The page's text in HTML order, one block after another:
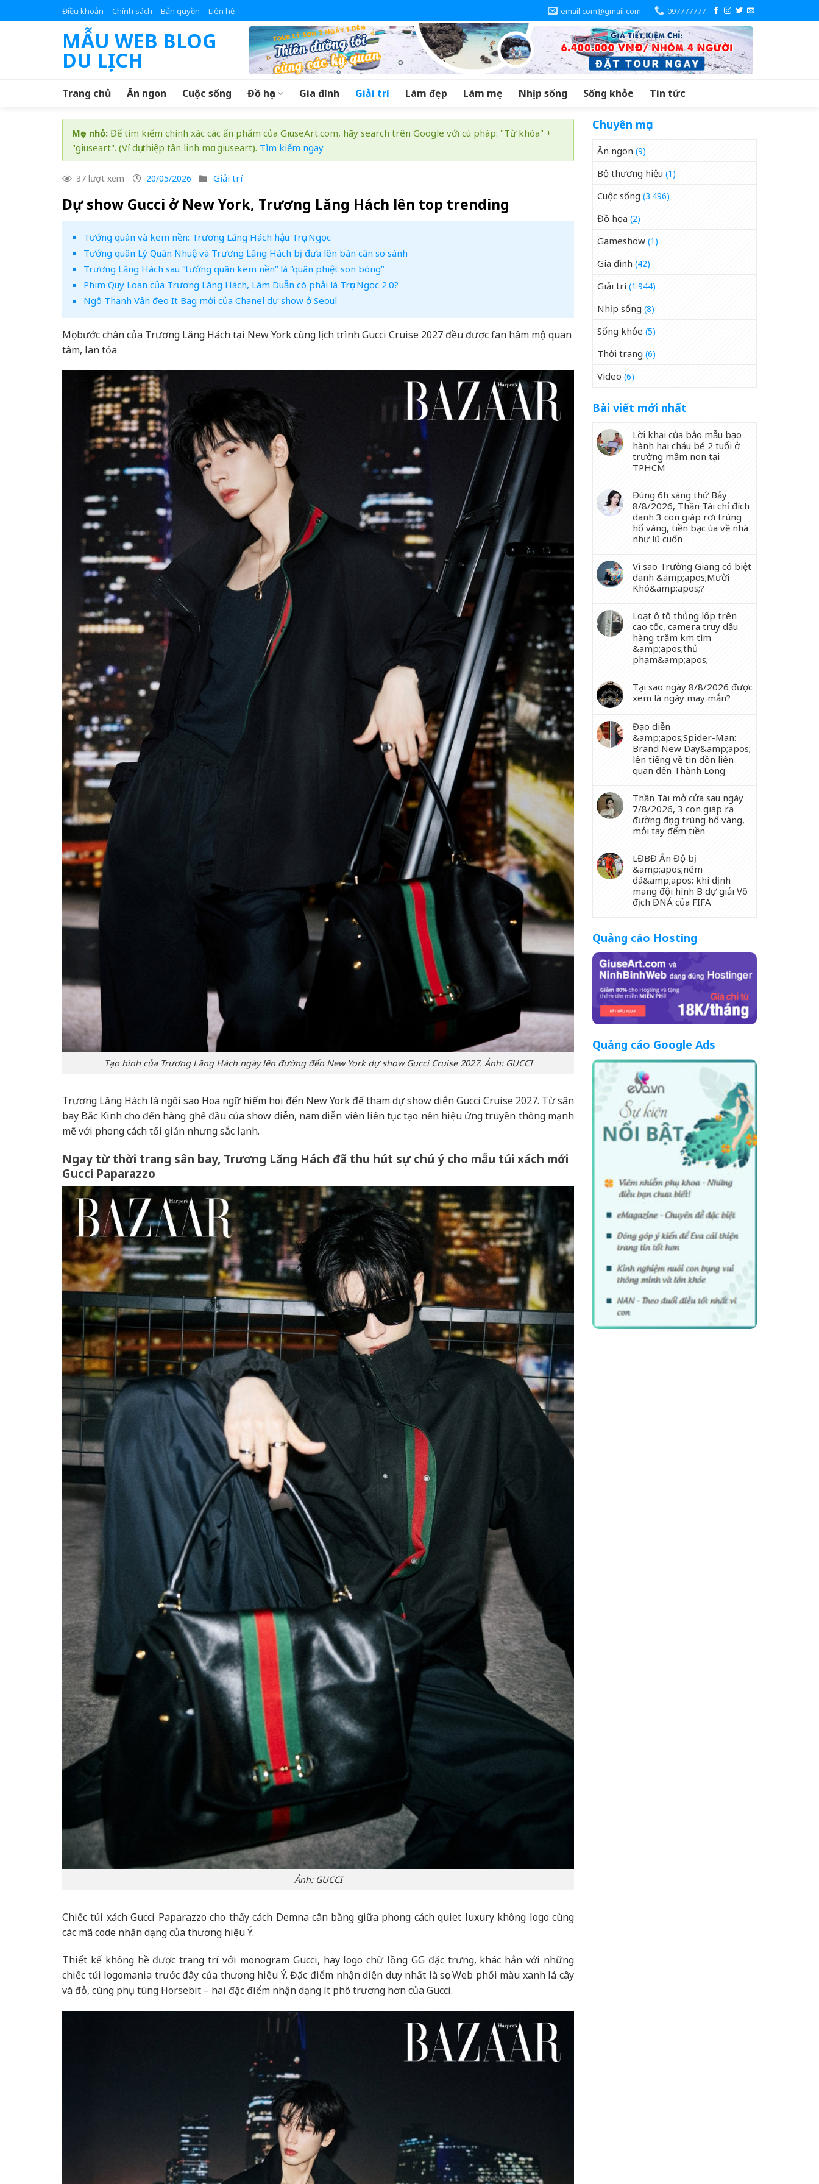
to
Điều khoản Chính sách Bản quyền Liên hệ email.com@gmail.com 097777777
MẪU WEB BLOG
DU LỊCH
Trang chủ Ăn ngon Cuộc sống Đồ họa Gia đình Giải trí Làm đẹp Làm mẹ Nhịp sống Sống khỏe Tin tức
Mẹo nhỏ: Để tìm kiếm chính xác các ấn phẩm của GiuseArt.com, hãy search trên Google với cú pháp: "Từ khóa" +
"giuseart". (Ví dụ: thiệp tân linh mục giuseart). Tìm kiếm ngay
37 lượt xem 20/05/2026 Giải trí
Dự show Gucci ở New York, Trương Lăng Hách lên top trending
Tướng quân và kem nền: Trương Lăng Hách hậu Trục Ngọc
Tướng quân Lý Quân Nhuệ và Trương Lăng Hách bị đưa lên bàn cân so sánh
Trương Lăng Hách sau “tướng quân kem nền” là “quân phiệt son bóng”
Phim Quy Loan của Trương Lăng Hách, Lâm Duẫn có phải là Trục Ngọc 2.0?
Ngô Thanh Vân đeo It Bag mới của Chanel dự show ở Seoul
Mọi bước chân của Trương Lăng Hách tại New York cùng lịch trình Gucci Cruise 2027 đều được fan hâm mộ quan
tâm, lan tỏa
Tạo hình của Trương Lăng Hách ngày lên đường đến New York dự show Gucci Cruise 2027. Ảnh: GUCCI
Trương Lăng Hách là ngôi sao Hoa ngữ hiếm hoi đến New York để tham dự show diễn Gucci Cruise 2027. Từ sân
bay Bắc Kinh cho đến hàng ghế đầu của show diễn, nam diễn viên liên tục tạo nên hiệu ứng truyền thông mạnh
mẽ với phong cách tối giản nhưng sắc lạnh.
Ngay từ thời trang sân bay, Trương Lăng Hách đã thu hút sự chú ý cho mẫu túi xách mới
Gucci Paparazzo
Ảnh: GUCCI
Chiếc túi xách Gucci Paparazzo cho thấy cách Demna cân bằng giữa phong cách quiet luxury không logo cùng
các mã code nhận dạng của thương hiệu Ý.
Thiết kế không hề được trang trí với monogram Gucci, hay logo chữ lồng GG đặc trưng, khác hẳn với những
chiếc túi logomania trước đây của thương hiệu Ý. Đặc điểm nhận diện duy nhất là sọc Web phối màu xanh lá cây
và đỏ, cùng phụ tùng Horsebit – hai đặc điểm nhận dạng ít phô trương hơn của Gucci.
Chuyên mục
Ăn ngon (9)
Bộ thương hiệu (1)
Cuộc sống (3.496)
Đồ họa (2)
Gameshow (1)
Gia đình (42)
Giải trí(1.944)
Nhịp sống (8)
Sống khỏe (5)
Thời trang (6)
Video (6)
Bài viết mới nhất
Lời khai của bảo mẫu bạo
hành hai cháu bé 2 tuổi ở
trường mầm non tại
TPHCM
Đúng 6h sáng thứ Bảy
8/8/2026, Thần Tài chỉ đích
danh 3 con giáp rơi trúng
hố vàng, tiền bạc ùa về nhà
như lũ cuốn
Vì sao Trường Giang có biệt
danh &amp;apos;Mười
Khó&amp;apos;?
Loạt ô tô thủng lốp trên
cao tốc, camera truy dấu
hàng trăm km tìm
&amp;apos;thủ
phạm&amp;apos;
Tại sao ngày 8/8/2026 được
xem là ngày may mắn?
Đạo diễn
&amp;apos;Spider-Man:
Brand New Day&amp;apos;
lên tiếng về tin đồn liên
quan đến Thành Long
Thần Tài mở cửa sau ngày
7/8/2026, 3 con giáp ra
đường đụng trúng hố vàng,
mỏi tay đếm tiền
LĐBĐ Ấn Độ bị
&amp;apos;ném
đá&amp;apos; khi định
mang đội hình B dự giải Vô
địch ĐNÁ của FIFA
Quảng cáo Hosting
Quảng cáo Google Ads